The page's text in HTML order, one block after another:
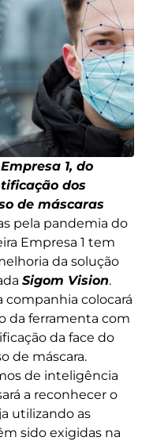
1, do
dos
de máscaras
pela pandemia do
Empresa 1 tem
da solução
Sigom Vision.
companhia colocará
da ferramenta com
da face do
de máscara.
de inteligência
a reconhecer o
utilizando as
sido exigidas na